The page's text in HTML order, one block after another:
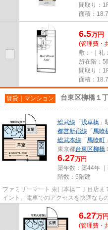
間取り：
面積：
6.5万円
(管理費・
敷：-｜礼
所在階：5
間取り：
面積：
賃貸｜マンション 台東区柳橋１
総武線 「 浅草橋 」
都営新宿線 「 馬喰
総武本線 「 馬喰町
東京都台東区柳橋
6.27万円
築年数：築44年 ｜
階数：5階建
ファミリーマート 東日本橋二丁目店
イント。電車でのアクセスを快適なも
らの物件はマンションです。こ...
6.27万円
(管理費・